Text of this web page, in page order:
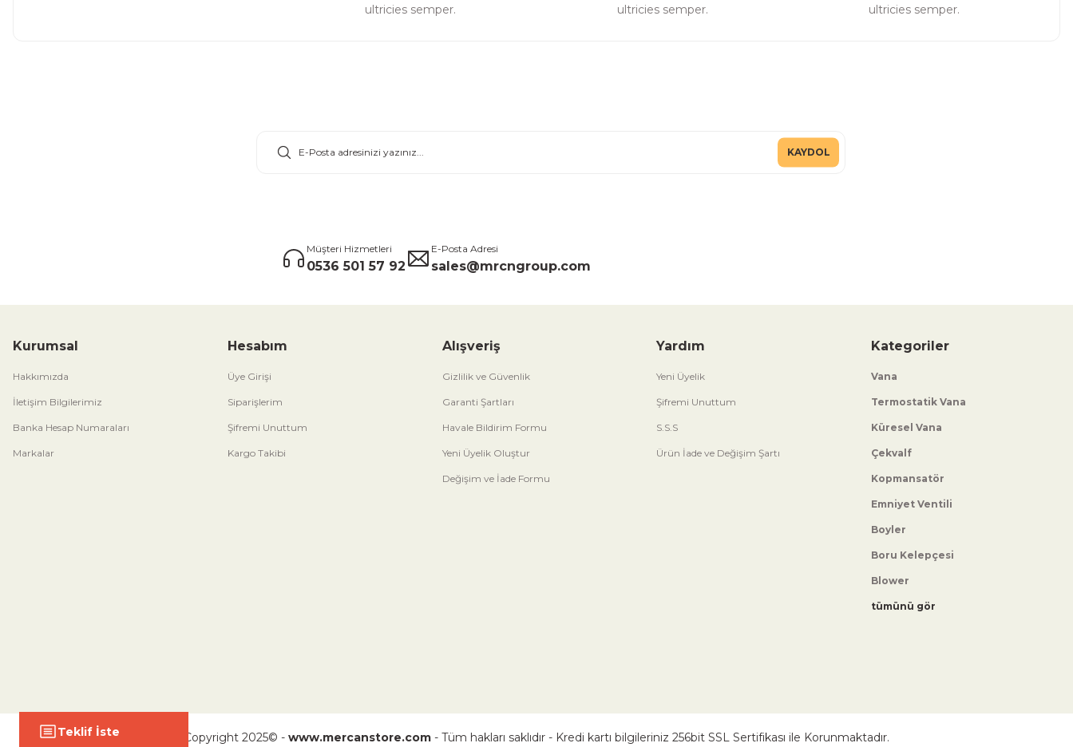
ultricies semper.
ultricies semper.
ultricies semper.
KAYDOL
Müşteri Hizmetleri
0536 501 57 92
E-Posta Adresi
sales@mrcngroup.com
Kurumsal
Hakkımızda
İletişim Bilgilerimiz
Banka Hesap Numaraları
Markalar
Hesabım
Üye Girişi
Siparişlerim
Şifremi Unuttum
Kargo Takibi
Alışveriş
Gizlilik ve Güvenlik
Garanti Şartları
Havale Bildirim Formu
Yeni Üyelik Oluştur
Değişim ve İade Formu
Yardım
Yeni Üyelik
Şifremi Unuttum
S.S.S
Ürün İade ve Değişim Şartı
Kategoriler
Vana
Termostatik Vana
Küresel Vana
Çekvalf
Kopmansatör
Emniyet Ventili
Boyler
Boru Kelepçesi
Blower
tümünü gör
Copyright 2025© - www.mercanstore.com - Tüm hakları saklıdır - Kredi kartı bilgileriniz 256bit SSL Sertifikası ile Korunmaktadır.
Teklif İste